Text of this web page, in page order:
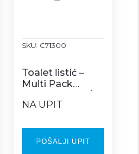
SKU: C71300
Toalet listić –
Multi Pack
NA UPIT
POŠALJI UPIT